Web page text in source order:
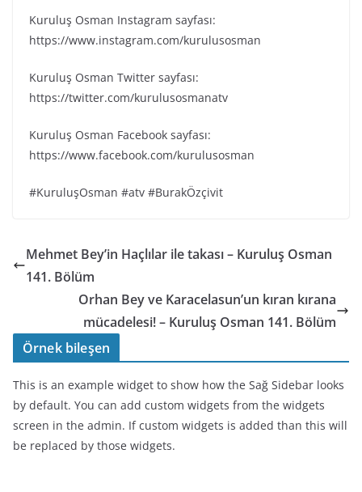
Kuruluş Osman Instagram sayfası:
https://www.instagram.com/kurulusosman
Kuruluş Osman Twitter sayfası:
https://twitter.com/kurulusosmanatv
Kuruluş Osman Facebook sayfası:
https://www.facebook.com/kurulusosman
#KuruluşOsman #atv #BurakÖzçivit
Mehmet Bey’in Haçlılar ile takası – Kuruluş Osman
141. Bölüm
Orhan Bey ve Karacelasun’un kıran kırana
mücadelesi! – Kuruluş Osman 141. Bölüm
Örnek bileşen
This is an example widget to show how the Sağ Sidebar looks
by default. You can add custom widgets from the widgets
screen in the admin. If custom widgets is added than this will
be replaced by those widgets.